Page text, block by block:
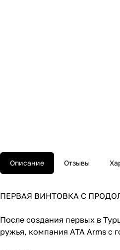
Описание Отзывы
ПЕРВАЯ ВИНТОВКА С
После создания первых в
ружья, компания ATA Arms с